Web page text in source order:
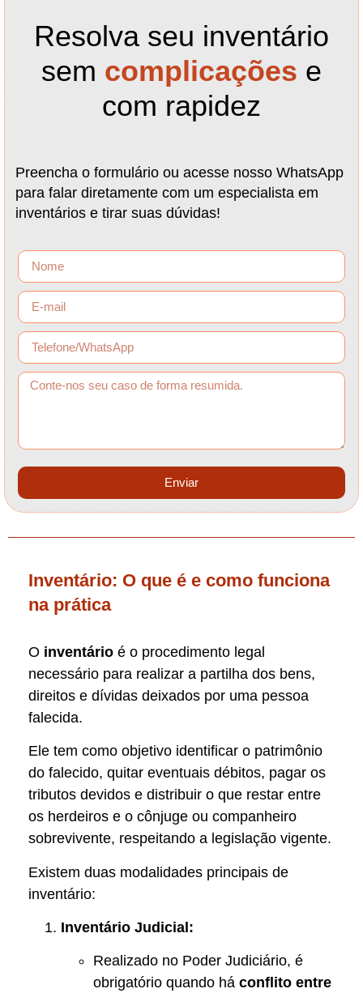
Resolva seu inventário
sem complicações e
com rapidez
Preencha o formulário ou acesse nosso WhatsApp
para falar diretamente com um especialista em
inventários e tirar suas dúvidas!
Enviar
Inventário: O que é e como funciona
na prática
O inventário é o procedimento legal
necessário para realizar a partilha dos bens,
direitos e dívidas deixados por uma pessoa
falecida.
Ele tem como objetivo identificar o patrimônio
do falecido, quitar eventuais débitos, pagar os
tributos devidos e distribuir o que restar entre
os herdeiros e o cônjuge ou companheiro
sobrevivente, respeitando a legislação vigente.
Existem duas modalidades principais de
inventário:
Inventário Judicial:
Realizado no Poder Judiciário, é
obrigatório quando há conflito entre